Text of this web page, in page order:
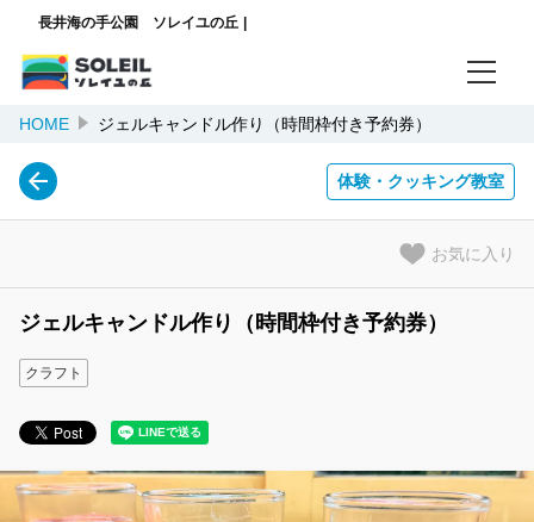
長井海の手公園 ソレイユの丘
ログイン/予約確認
ご案内
チケット購入ランキング
HOME ジェルキャンドル作り（時間枠付き予約券）
体験・クッキング教室
ジェルキャンドル作り（時間枠付き予約券）
お気に入り
クラフト